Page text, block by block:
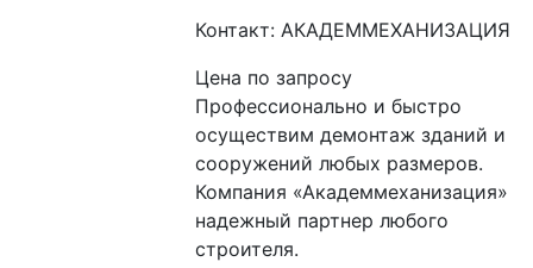
Контакт: АКАДЕММЕХАНИЗАЦИЯ
Цена по запросу
Профессионально и быстро
осуществим демонтаж зданий и
сооружений любых размеров.
Компания «Академмеханизация»
надежный партнер любого
строителя.